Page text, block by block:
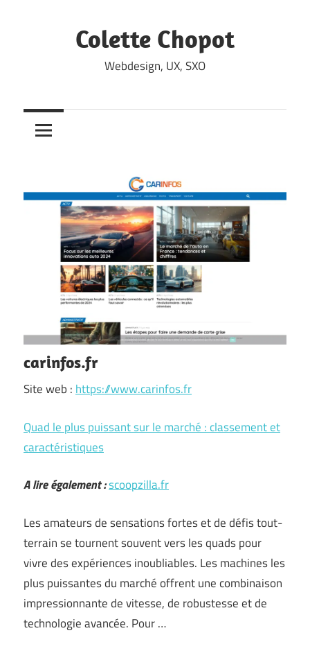
Colette Chopot
Webdesign, UX, SXO
carinfos.fr
Site web : https://www.carinfos.fr
Quad le plus puissant sur le marché : classement et
caractéristiques
A lire également :scoopzilla.fr
Les amateurs de sensations fortes et de défis tout-
terrain se tournent souvent vers les quads pour
vivre des expériences inoubliables. Les machines les
plus puissantes du marché offrent une combinaison
impressionnante de vitesse, de robustesse et de
technologie avancée. Pour …